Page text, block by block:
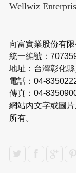
Wellwiz
向富實業股份有限
統一編號：
地址：台灣彰化
電話：04-
傳真：04-
網站內文字或圖
所有。